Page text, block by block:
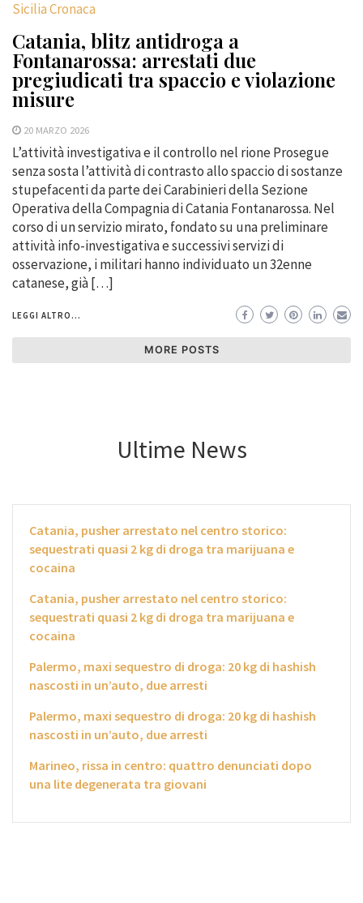
Sicilia Cronaca
Catania, blitz antidroga a
Fontanarossa: arrestati due
pregiudicati tra spaccio e violazione
misure
20 MARZO 2026
L’attività investigativa e il controllo nel rione Prosegue
senza sosta l’attività di contrasto allo spaccio di sostanze
stupefacenti da parte dei Carabinieri della Sezione
Operativa della Compagnia di Catania Fontanarossa. Nel
corso di un servizio mirato, fondato su una preliminare
attività info-investigativa e successivi servizi di
osservazione, i militari hanno individuato un 32enne
catanese, già […]
LEGGI ALTRO...
MORE POSTS
Ultime News
Catania, pusher arrestato nel centro storico:
sequestrati quasi 2 kg di droga tra marijuana e
cocaina
Catania, pusher arrestato nel centro storico:
sequestrati quasi 2 kg di droga tra marijuana e
cocaina
Palermo, maxi sequestro di droga: 20 kg di hashish
nascosti in un’auto, due arresti
Palermo, maxi sequestro di droga: 20 kg di hashish
nascosti in un’auto, due arresti
Marineo, rissa in centro: quattro denunciati dopo
una lite degenerata tra giovani